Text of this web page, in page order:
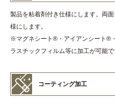
製品を粘着剤付き仕様にします。両
様にします。
※マグネシート ® ・アイアンシート ®
ラスチックフィルム等に加工が可能で
コーティング加工